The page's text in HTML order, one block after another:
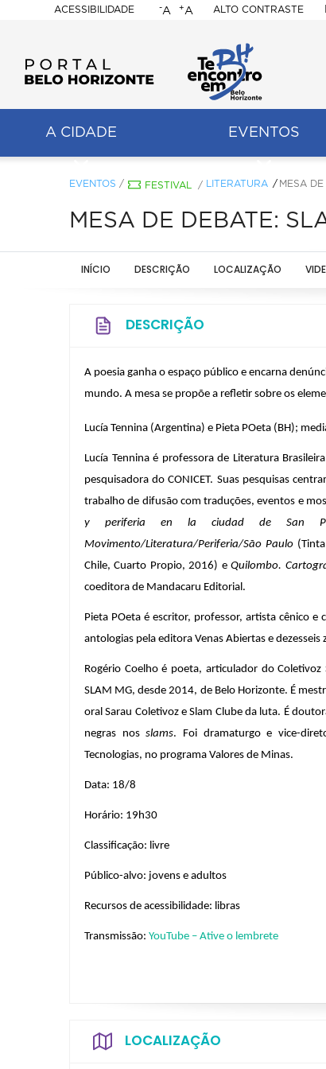
ACESSIBILIDADE
BELO
HORIZONTE
-A +A ALTO CONTRASTE
A CIDADE EVENTOS
EVENTOS / FESTIVAL / LITERATURA MESA
MESA DE DEBATE:
INÍCIO DESCRIÇÃO LOCALIZAÇÃO
DESCRIÇÃO
A poesia ganha o espaço público e encarna
mundo. A mesa se propõe a refletir sobre os
Lucía Tennina (Argentina) e Pieta POeta (BH);
Lucía Tennina é professora de Literatura
pesquisadora do CONICET. Suas pesquisas
trabalho de difusão com traduções, eventos e
y periferia en la ciudad de San
Movimento/Literatura/Periferia/São Paulo
Chile, Cuarto Propio, 2016) e Quilombo.
coeditora de Mandacaru Editorial.
Pieta POeta é escritor, professor, artista cênico
antologias pela editora Venas Abiertas e
Rogério Coelho é poeta, articulador do
SLAM MG, desde 2014, de Belo Horizonte. É
oral Sarau Coletivoz e Slam Clube da luta. É
negras nos slams. Foi dramaturgo e vice-
Tecnologias, no programa Valores de Minas.
Data: 18/8
Horário: 19h30
Classificação: livre
Público-alvo: jovens e adultos
Recursos de acessibilidade: libras
Transmissão: YouTube – Ative o lembrete
LOCALIZAÇÃO